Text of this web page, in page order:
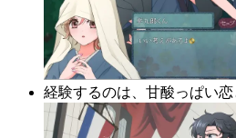
経験するのは、甘酸っぱい恋